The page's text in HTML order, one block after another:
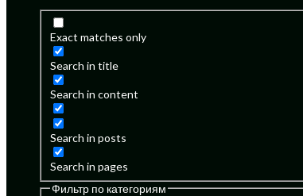
Exact matches only
Search in title
Search in content
Search in posts
Search in pages
Фильтр по категориям